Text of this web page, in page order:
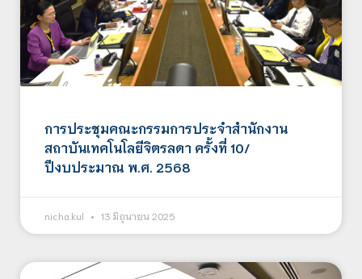
การประชุมคณะกรรมการประจำสำนักงาน
สถาบันเทคโนโลยีจิตรลดา ครั้งที่ 10/
ปีงบประมาณ พ.ศ. 2568
nicha.kul 13 มิถุนายน 2025